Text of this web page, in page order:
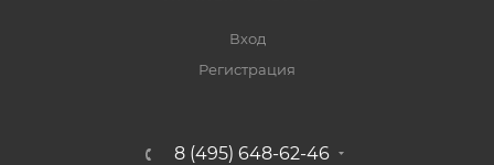
Вход
Регистрация
8 (495) 648-62-46